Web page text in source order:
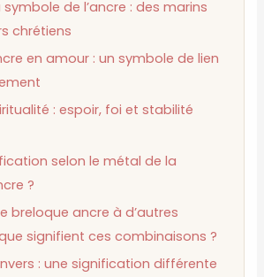
symbole de l’ancre : des marins
chrétiens
en amour : un symbole de lien
: espoir, foi et stabilité
selon le métal de la
?
breloque ancre à d’autres
signifient ces combinaisons ?
: une signification différente